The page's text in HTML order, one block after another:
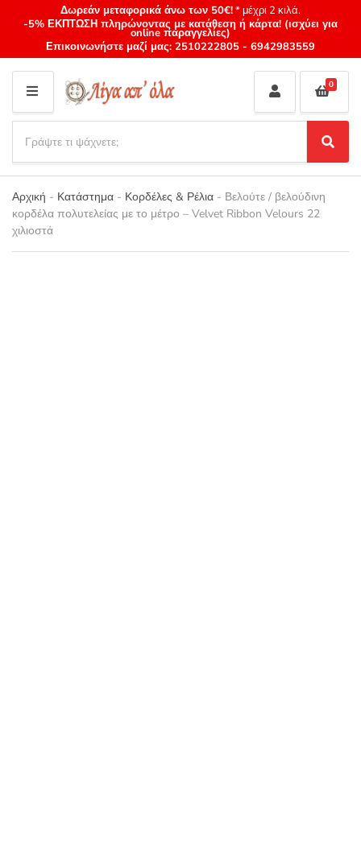
Δωρεάν μεταφορικά άνω των 50€!* μέχρι 2 κιλά.
-5% ΕΚΠΤΩΣΗ πληρώνοντας με κατάθεση ή κάρτα! (ισχύει για
online παραγγελίες)
Επικοινωνήστε μαζί μας: 2510222805 - 6942983559
M
E
N
U
Category
name
a
r
c
h
p
r
S
e
a
0
Αρχική - Κατάστημα - Κορδέλες & Ρέλια - Βελούτε / βελούδινη
κορδέλα πολυτελείας με το μέτρο – Velvet Ribbon Velours 22
χιλιοστά